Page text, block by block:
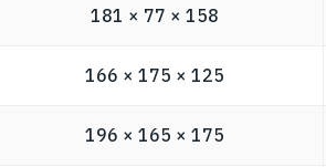
181 × 77 × 158
166 × 175 × 125
196 × 165 × 175